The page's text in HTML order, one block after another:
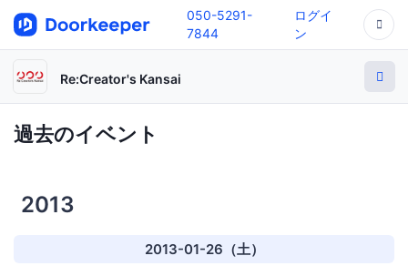
050-5291-
7844
ログイ
ン
Re:Creator's Kansai
過去のイベント
2013
2013-01-26（土）